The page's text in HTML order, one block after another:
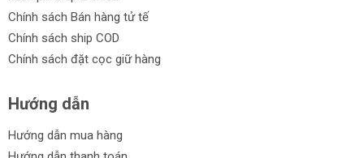
Chính sách Bán hàng tử tế
Chính sách ship COD
Chính sách đặt cọc giữ hàng
Hướng dẫn
Hướng dẫn mua hàng